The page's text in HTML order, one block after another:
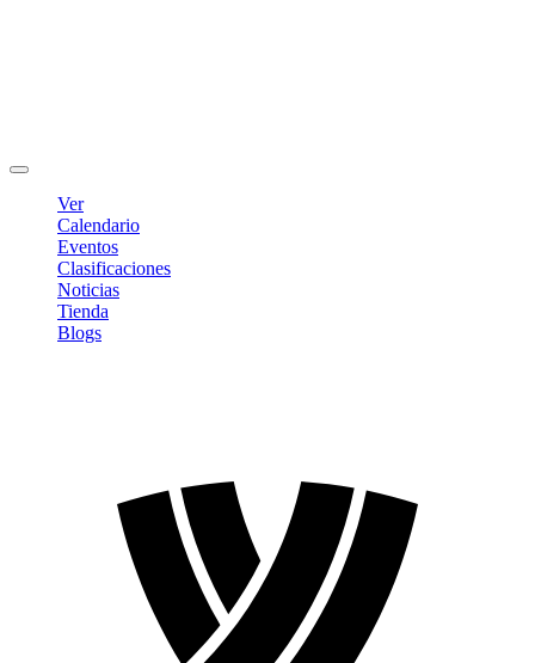
Ver
Calendario
Eventos
Clasificaciones
Noticias
Tienda
Blogs